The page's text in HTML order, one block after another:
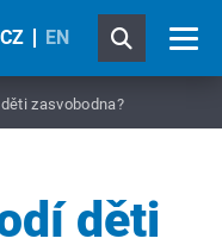
CZ EN
zasvobodna?
děti